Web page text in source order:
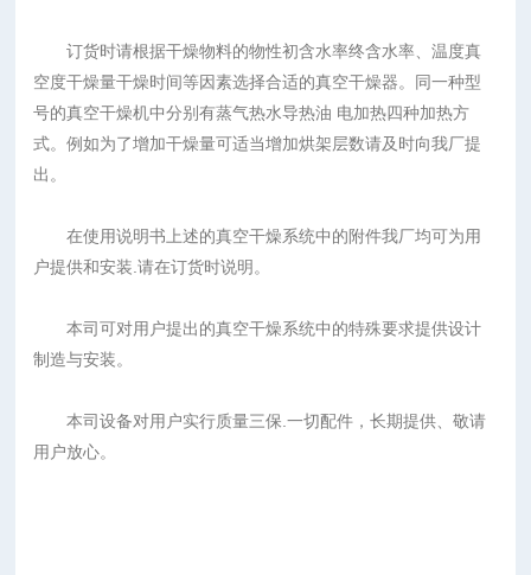
订货时请根据干燥物料的物性初含水率终含水率、温度真
空度干燥量干燥时间等因素选择合适的真空干燥器。同一种型
号的真空干燥机中分别有蒸气热水导热油 电加热四种加热方
式。例如为了增加干燥量可适当增加烘架层数请及时向我厂提
出。
在使用说明书上述的真空干燥系统中的附件我厂均可为用
户提供和安装.请在订货时说明。
本司可对用户提出的真空干燥系统中的特殊要求提供设计
制造与安装。
本司设备对用户实行质量三保.一切配件，长期提供、敬请
用户放心。